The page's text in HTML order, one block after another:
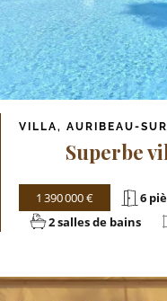
VILLA, AURIBEAU-
Superbe
1 390 000 € 6
2 salles de bains